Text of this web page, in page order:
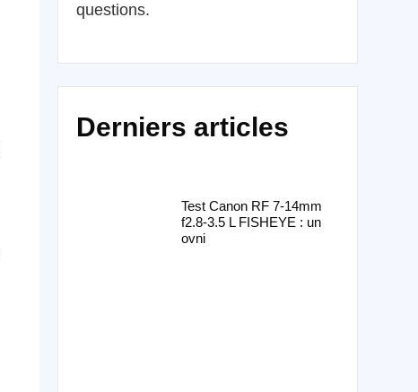
questions.
Derniers articles
Test Canon RF 7-14mm
f2.8-3.5 L FISHEYE : un
ovni